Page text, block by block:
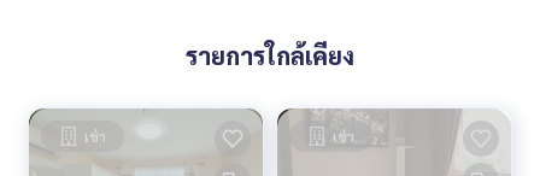
รายการใกล้เคียง
เช่า เช่า